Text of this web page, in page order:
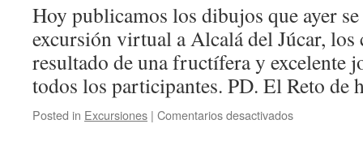
Hoy publicamos los dibujos que ayer
excursión virtual a Alcalá del Júcar, los
resultado de una fructífera y excelente
todos los participantes. PD. El Reto de
Posted in Excursiones | Comentarios desactivados